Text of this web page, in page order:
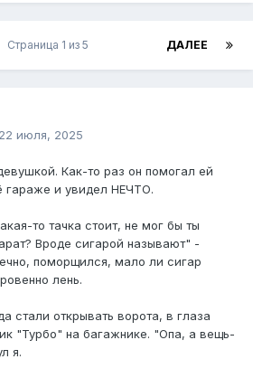
ДАЛЕЕ
Страница 1 из 5
22 июля, 2025
Как-то раз он помогал ей
гараже и увидел НЕЧТО.
то тачка стоит, не мог бы ты
Вроде сигарой называют" -
поморщился, мало ли сигар
лень.
стали открывать ворота, в глаза
"Турбо" на багажнике. "Опа, а вещь-
я.